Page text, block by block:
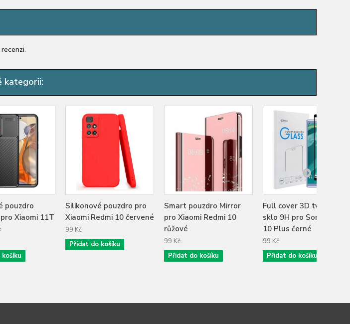
kategorii:
pouzdro
Xiaomi 11T
Silikonové pouzdro pro
Xiaomi Redmi 10 červené
99 Kč
Přidat do košíku
Smart pouzdro Mirror
pro Xiaomi Redmi 10
růžové
99 Kč
Přidat do košíku
Full cover 3D tvrzené
sklo 9H pro Sony Xperia
10 Plus černé
99 Kč
Přidat do košíku